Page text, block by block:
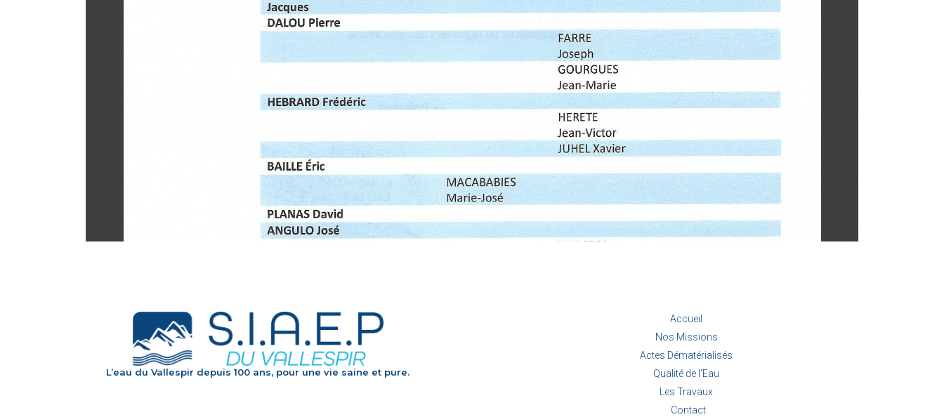
L’eau du Vallespir depuis 100 ans, pour une vie saine et pure.
Accueil
Nos Missions
Actes Dématérialisés
Qualité de l'Eau
Les Travaux
Contact